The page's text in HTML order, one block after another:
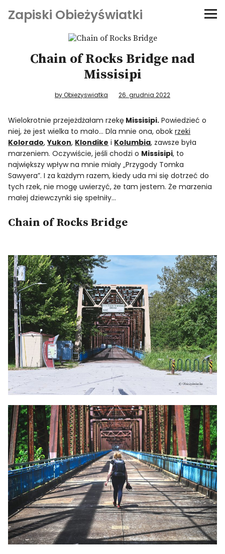
Zapiski Obieżyświatki
Kultura i sztuka
Kątem oka
O-fiszki
Niezwyczajne ściany
Dom na kółkach
Chain of Rocks Bridge nad
Missisipi
by Obiezyswiatka 26. grudnia 2022
Wielokrotnie przejeżdżałam rzekę Missisipi. Powiedzieć o
niej, że jest wielka to mało… Dla mnie ona, obokrzeki
Kolorado,Yukon, Klondike i Kolumbia, zawsze była
marzeniem. Oczywiście, jeśli chodzi o Missisipi, to
największy wpływ na mnie miały „Przygody Tomka
Sawyera”. I za każdym razem, kiedy uda mi się dotrzeć do
tych rzek, nie mogę uwierzyć, że tam jestem. Że marzenia
małej dziewczynki się spełniły…
Chain of Rocks Bridge